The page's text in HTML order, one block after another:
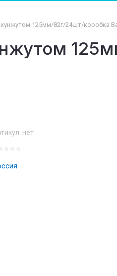
кунжутом 125мм/82г/24шт/коробка
нет